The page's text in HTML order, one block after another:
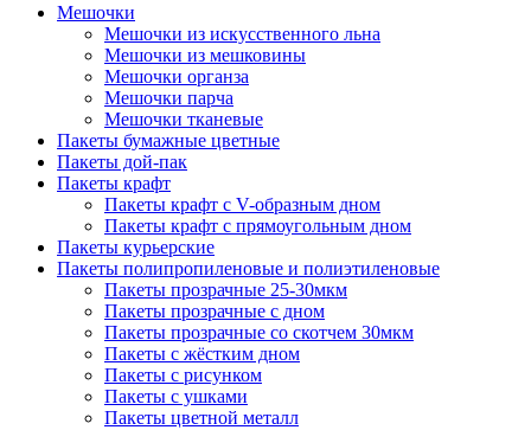
Мешочки
Мешочки из искусственного льна
Мешочки из мешковины
Мешочки органза
Мешочки парча
Мешочки тканевые
Пакеты бумажные цветные
Пакеты дой-пак
Пакеты крафт
Пакеты крафт с V-образным дном
Пакеты крафт с прямоугольным дном
Пакеты курьерские
Пакеты полипропиленовые и полиэтиленовые
Пакеты прозрачные 25-30мкм
Пакеты прозрачные с дном
Пакеты прозрачные со скотчем 30мкм
Пакеты с жёстким дном
Пакеты с рисунком
Пакеты с ушками
Пакеты цветной металл